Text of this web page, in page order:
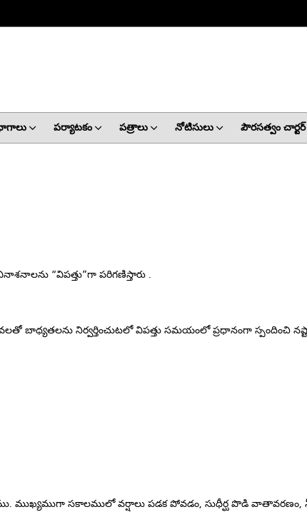
పర్యాటకం పత్రాలు నోటిసులు పౌరసత్వం చార్టర్
“విపత్తు”గా పరిగణిస్తారు .
నిర్వర్తించుటలో విపత్తు సమయంలో ప్రధానంగా స్పందించి
ముఖ్యముగా సకాలములో వర్షాలు పడక పోవడం, సుధీర్ఘ పొడి